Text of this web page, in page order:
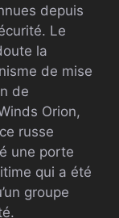
depuis
Le
la
de mise
de
Orion,
russe
une porte
qui a été
groupe